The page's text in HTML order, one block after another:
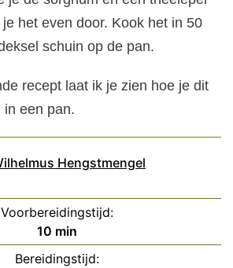
het even door. Kook het in 50
schuin op de pan.
recept laat ik je zien hoe je dit
in een pan.
Hengstmengel
Voorbereidingstijd:
10minuten
min
Bereidingstijd: